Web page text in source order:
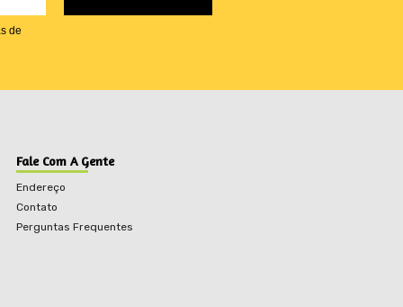
de
Fale Com A Gente
Endereço
Contato
Perguntas Frequentes